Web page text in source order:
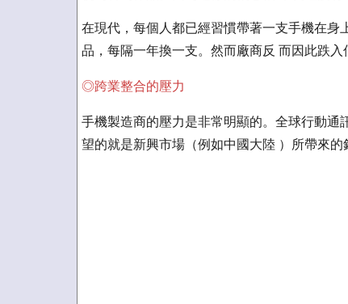
在現代，每個人都已經習慣帶著一支手機在身
品，每隔一年換一支。然而廠商反 而因此跌
◎跨業整合的壓力
手機製造商的壓力是非常明顯的。全球行動通
望的就是新興市場（例如中國大陸 ）所帶來